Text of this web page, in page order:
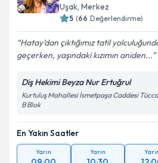
Kişisel verilerimin
Metni'ni okudum ve kişisel
Takvim
Uşak, Merkez
5 (66 Değerlendirme)
Hatay’dan çıktığımız tatil
geçerken, yaşındaki kızımın aniden...
Diş Hekimi Beyza Nur Ertuğrul
Kurtuluş Mahallesi İsmetpaşa Caddesi
B Blok
En Yakın Saatler
Yarın Yarın